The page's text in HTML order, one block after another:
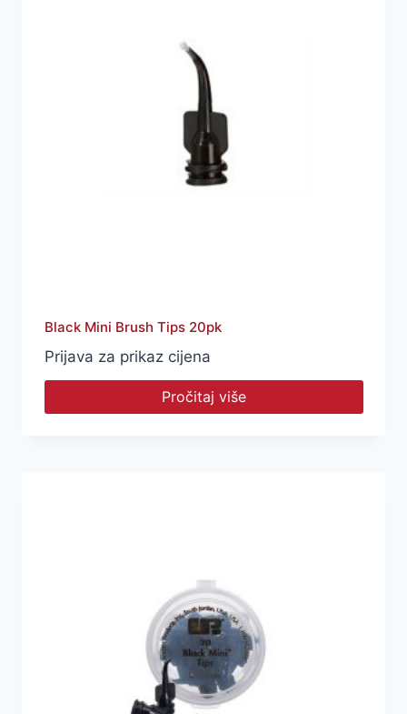
Black Mini Brush Tips 20pk
Prijava za prikaz cijena
Pročitaj više